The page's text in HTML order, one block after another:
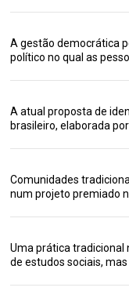
A gestão democrática
político no qual as
A atual proposta de
brasileiro, elaborada
Comunidades
num projeto premiado
Uma prática tradicional
de estudos sociais,